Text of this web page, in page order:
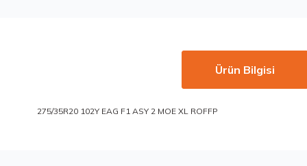
Ürün Bilgisi
275/35R20 102Y EAG F1 ASY 2 MOE XL ROFFP